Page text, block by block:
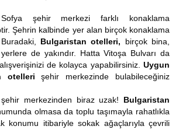
Sofya şehir merkezi farklı konaklama
Şehrin kalbinde yer alan birçok konaklama
Bulgaristan otelleri, birçok bina,
de yakındır. Hatta Vitoşa Bulvarı da
de kolayca yapabilirsiniz. Uygun
otellerişehir merkezinde bulabileceğiniz
şehir merkezinden biraz uzak! Bulgaristan
olmasa da toplu taşımayla rahatlıkla
konumu itibariyle sokak ağaçlarıyla çevrili